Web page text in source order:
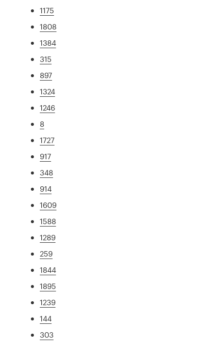
1175
1808
1384
315
897
1324
1246
8
1727
917
348
914
1609
1588
1289
259
1844
1895
1239
144
303